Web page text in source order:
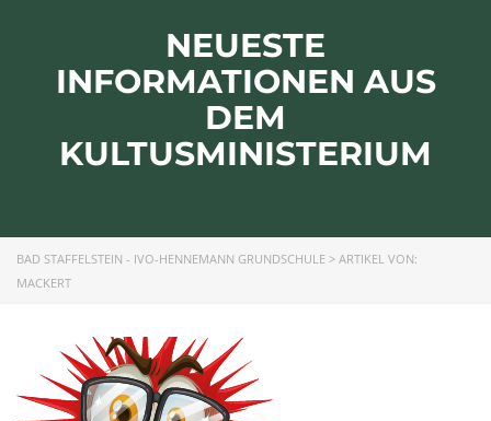
NEUESTE
INFORMATIONEN AUS
DEM
KULTUSMINISTERIUM
BAD STAFFELSTEIN - IVO-HENNEMANN GRUNDSCHULE > ARTIKEL VON:
MACKERT